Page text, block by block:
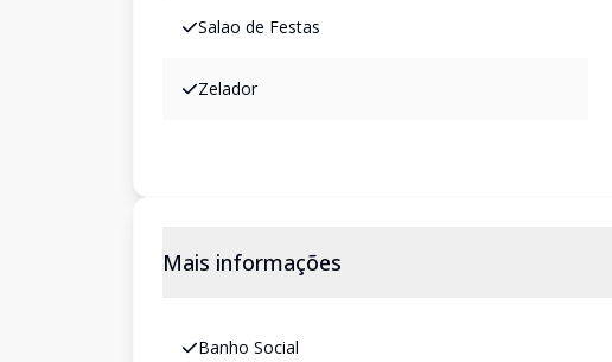
Salao de Festas
Zelador
Mais informações
Banho Social